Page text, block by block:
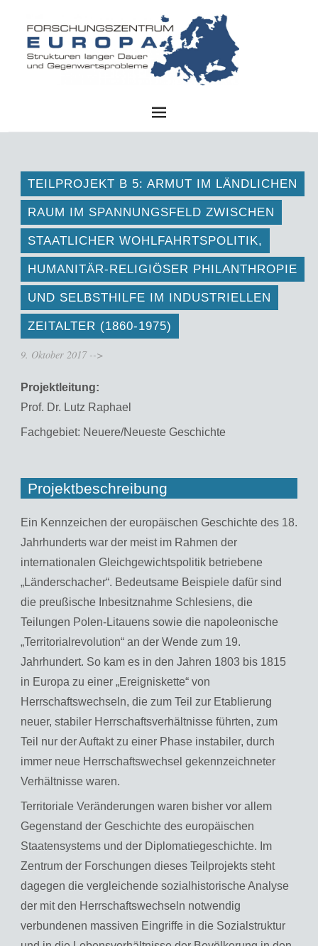
TEILPROJEKT B 5: ARMUT IM LÄNDLICHEN
RAUM IM SPANNUNGSFELD ZWISCHEN
STAATLICHER WOHLFAHRTSPOLITIK,
HUMANITÄR-RELIGIÖSER PHILANTHROPIE
UND SELBSTHILFE IM INDUSTRIELLEN
ZEITALTER (1860-1975)
9. Oktober 2017 -->
Projektleitung:
Prof. Dr. Lutz Raphael
Fachgebiet: Neuere/Neueste Geschichte
Projektbeschreibung
Ein Kennzeichen der europäischen Geschichte des 18.
Jahrhunderts war der meist im Rahmen der
internationalen Gleichgewichtspolitik betriebene
„Länderschacher“. Bedeutsame Beispiele dafür sind
die preußische Inbesitznahme Schlesiens, die
Teilungen Polen-Litauens sowie die napoleonische
„Territorialrevolution“ an der Wende zum 19.
Jahrhundert. So kam es in den Jahren 1803 bis 1815
in Europa zu einer „Ereigniskette“ von
Herrschaftswechseln, die zum Teil zur Etablierung
neuer, stabiler Herrschaftsverhältnisse führten, zum
Teil nur der Auftakt zu einer Phase instabiler, durch
immer neue Herrschaftswechsel gekennzeichneter
Verhältnisse waren.
Territoriale Veränderungen waren bisher vor allem
Gegenstand der Geschichte des europäischen
Staatensystems und der Diplomatiegeschichte. Im
Zentrum der Forschungen dieses Teilprojekts steht
dagegen die vergleichende sozialhistorische Analyse
der mit den Herrschaftswechseln notwendig
verbundenen massiven Eingriffe in die Sozialstruktur